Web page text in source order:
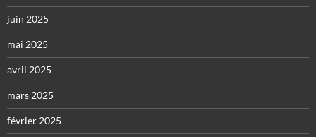
juin 2025
mai 2025
avril 2025
mars 2025
février 2025